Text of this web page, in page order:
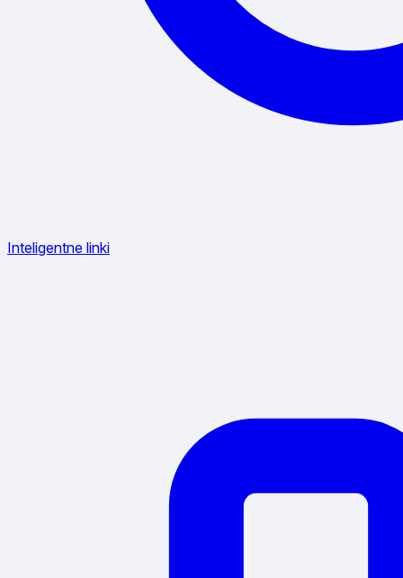
Inteligentne linki